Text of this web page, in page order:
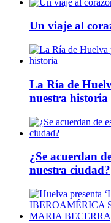
Un viaje al
La Ría de
nuestra historia
¿Se acuerdan
nuestra ciudad?